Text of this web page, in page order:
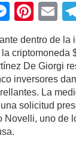
M
ss
e
n
g
er
Pi
er
e
st
E
m
dentro de la
criptomoneda
De Giorgi
inversores
La
solicitud
Novelli, uno de